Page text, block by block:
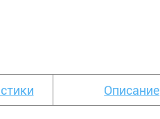
Описание